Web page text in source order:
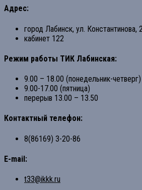
Адрес:
город Лабинск, ул. Константинова, 2
кабинет 122
Режим работы ТИК Лабинская:
9.00 – 18.00 (понедельник-четверг)
9.00-17.00 (пятница)
перерыв 13.00 – 13.50
Контактный телефон:
8(86169) 3-20-86
E-mail:
t33@ikkk.ru